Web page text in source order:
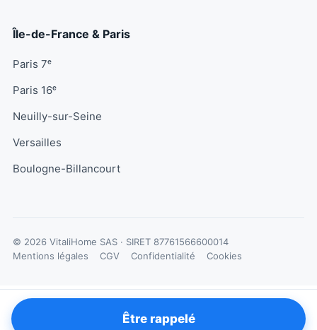
Île-de-France & Paris
Paris 7ᵉ
Paris 16ᵉ
Neuilly-sur-Seine
Versailles
Boulogne-Billancourt
© 2026 VitaliHome SAS · SIRET 87761566600014
Mentions légales
CGV Confidentialité Cookies
Être rappelé